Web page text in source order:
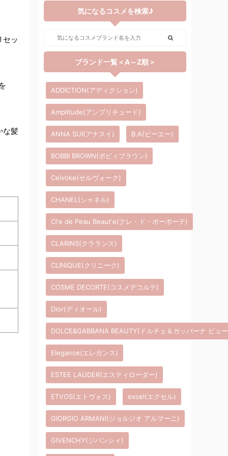
セッ
な髪
気になるコスメを検索♪
ブランド一覧＜A～Z順＞
ADDICTION(アディクション)
Amplitude(アンプリチュード)
ANNA SUI(アナスイ) B.A(ビーエー)
BOBBI BROWN(ボビィブラウン)
Celvoke(セルヴォーク)
CHANEL(シャネル)
Cl'e de Peau Beaut'e(クレ・ド・ポーボーテ)
CLARINS(クラランス)
CLINIQUE(クリニーク)
COSME DECORTE(コスメデコルテ)
Dior(ディオール)
DOLCE&GABBANA BEAUTY(ドルチェ＆ガッバーナ ビュ
Elegance(エレガンス)
ESTEE LAUDER(エスティローダー)
ETVOS(エトヴォス) excel(エクセル)
GIORGIO ARMANI(ジョルジオ アルマーニ)
GIVENCHY(ジバンシィ)